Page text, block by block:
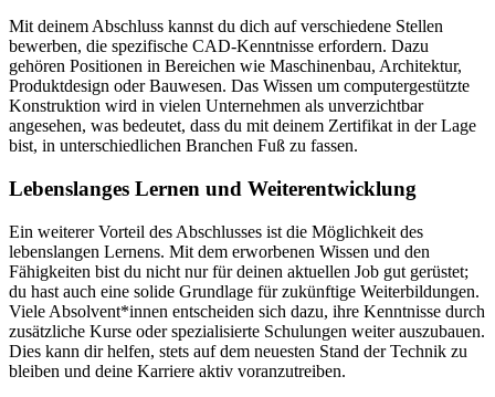
Mit deinem Abschluss kannst du dich auf verschiedene Stellen
bewerben, die spezifische CAD-Kenntnisse erfordern. Dazu
gehören Positionen in Bereichen wie Maschinenbau, Architektur,
Produktdesign oder Bauwesen. Das Wissen um computergestützte
Konstruktion wird in vielen Unternehmen als unverzichtbar
angesehen, was bedeutet, dass du mit deinem Zertifikat in der Lage
bist, in unterschiedlichen Branchen Fuß zu fassen.
Lebenslanges Lernen und Weiterentwicklung
Ein weiterer Vorteil des Abschlusses ist die Möglichkeit des
lebenslangen Lernens. Mit dem erworbenen Wissen und den
Fähigkeiten bist du nicht nur für deinen aktuellen Job gut gerüstet;
du hast auch eine solide Grundlage für zukünftige Weiterbildungen.
Viele Absolvent*innen entscheiden sich dazu, ihre Kenntnisse durch
zusätzliche Kurse oder spezialisierte Schulungen weiter auszubauen.
Dies kann dir helfen, stets auf dem neuesten Stand der Technik zu
bleiben und deine Karriere aktiv voranzutreiben.